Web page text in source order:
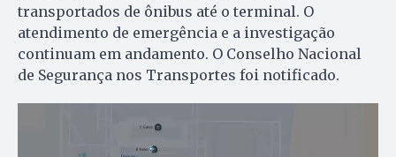
transportados de ônibus até o terminal. O
atendimento de emergência e a investigação
continuam em andamento. O Conselho Nacional
de Segurança nos Transportes foi notificado.